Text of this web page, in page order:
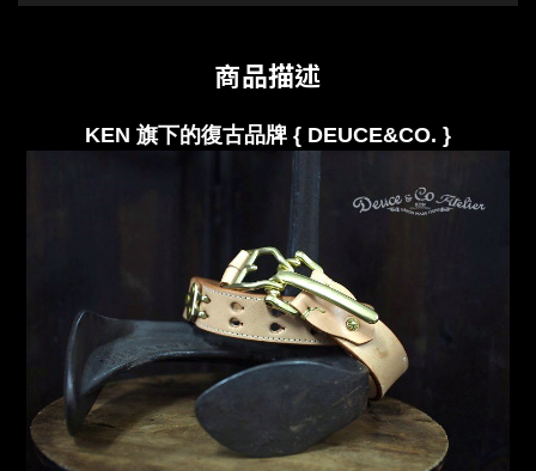
商品描述
KEN 旗下的復古品牌 { DEUCE&CO. }